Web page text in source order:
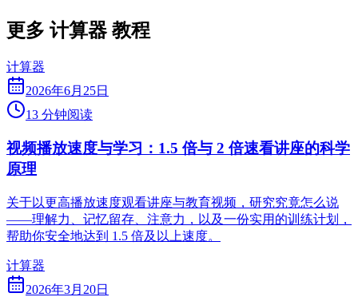
更多 计算器 教程
计算器
2026年6月25日
13 分钟阅读
视频播放速度与学习：1.5 倍与 2 倍速看讲座的科学
原理
关于以更高播放速度观看讲座与教育视频，研究究竟怎么说
——理解力、记忆留存、注意力，以及一份实用的训练计划，
帮助你安全地达到 1.5 倍及以上速度。
计算器
2026年3月20日